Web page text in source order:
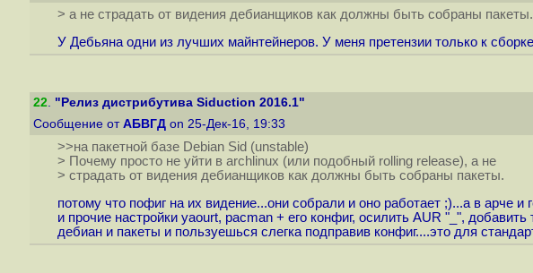
> а не страдать от видения дебианщиков как должны быть собраны пакеты.
У Дебьяна одни из лучших майнтейнеров. У меня претензии только к
22. "Релиз дистрибутива Siduction 2016.1"
Сообщение от АБВГД on 25-Дек-16, 19:33
>>на пакетной базе Debian Sid (unstable)
> Почему просто не уйти в archlinux (или подобный rolling release), а не
> страдать от видения дебианщиков как должны быть собраны пакеты.
потому что пофиг на их видение...они собрали и оно работает ;)...а в арче
и прочие настройки yaourt, pacman + его конфиг, осилить AUR "_",
дебиан и пакеты и пользуешься слегка подправив конфиг....это для